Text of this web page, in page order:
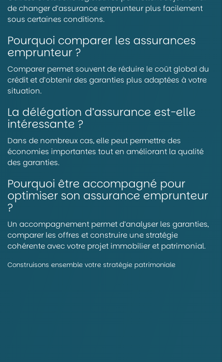
de changer d’assurance emprunteur plus facilement
sous certaines conditions.
Pourquoi comparer les assurances
emprunteur ?
Comparer permet souvent de réduire le coût global du
crédit et d’obtenir des garanties plus adaptées à votre
situation.
La délégation d’assurance est-elle
intéressante ?
Dans de nombreux cas, elle peut permettre des
économies importantes tout en améliorant la qualité
des garanties.
Pourquoi être accompagné pour
optimiser son assurance emprunteur
?
Un accompagnement permet d’analyser les garanties,
comparer les offres et construire une stratégie
cohérente avec votre projet immobilier et patrimonial.
Construisons ensemble votre stratégie patrimoniale